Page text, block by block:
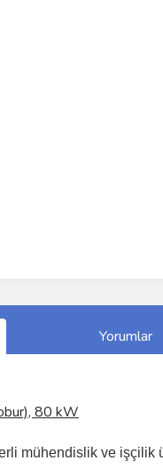
Yorumlar
80 kW
mühendislik ve işçilik